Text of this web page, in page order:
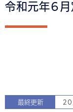
令和元年６
最終更新